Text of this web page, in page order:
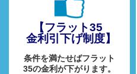
【フラット35
金利引下げ制度】
条件を満たせばフラット
35の金利が下がります。